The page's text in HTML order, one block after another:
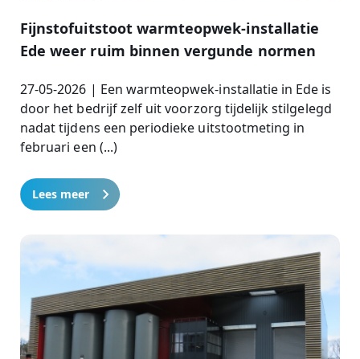
Fijnstofuitstoot warmteopwek-installatie
Ede weer ruim binnen vergunde normen
27-05-2026 | Een warmteopwek-installatie in Ede is
door het bedrijf zelf uit voorzorg tijdelijk stilgelegd
nadat tijdens een periodieke uitstootmeting in
februari een (...)
Lees meer